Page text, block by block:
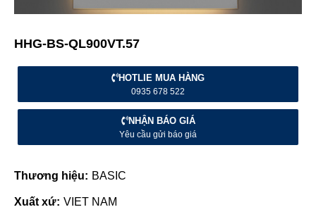
HHG-BS-QL900VT.57
HOTLIE MUA HÀNG
0935 678 522
NHẬN BÁO GIÁ
Yêu cầu gửi báo giá
Thương hiệu: BASIC
Xuất xứ: VIET NAM